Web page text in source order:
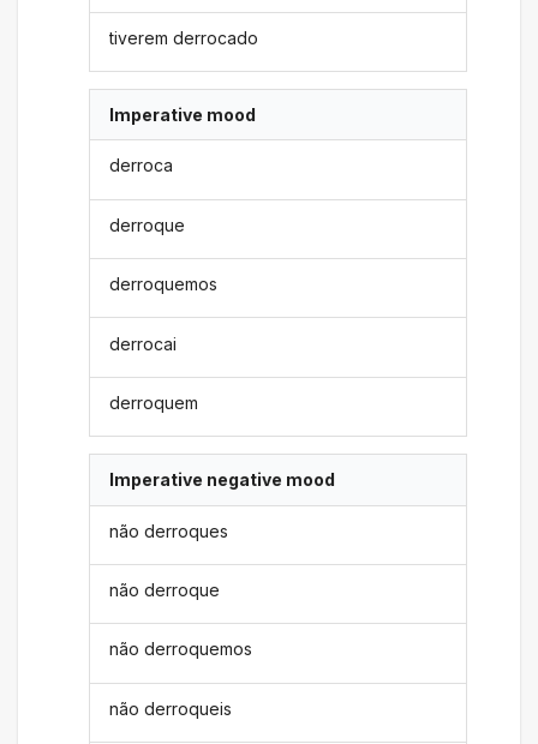
tiverem derrocado
Imperative mood
derroca
derroque
derroquemos
derrocai
derroquem
Imperative negative mood
não derroques
não derroque
não derroquemos
não derroqueis